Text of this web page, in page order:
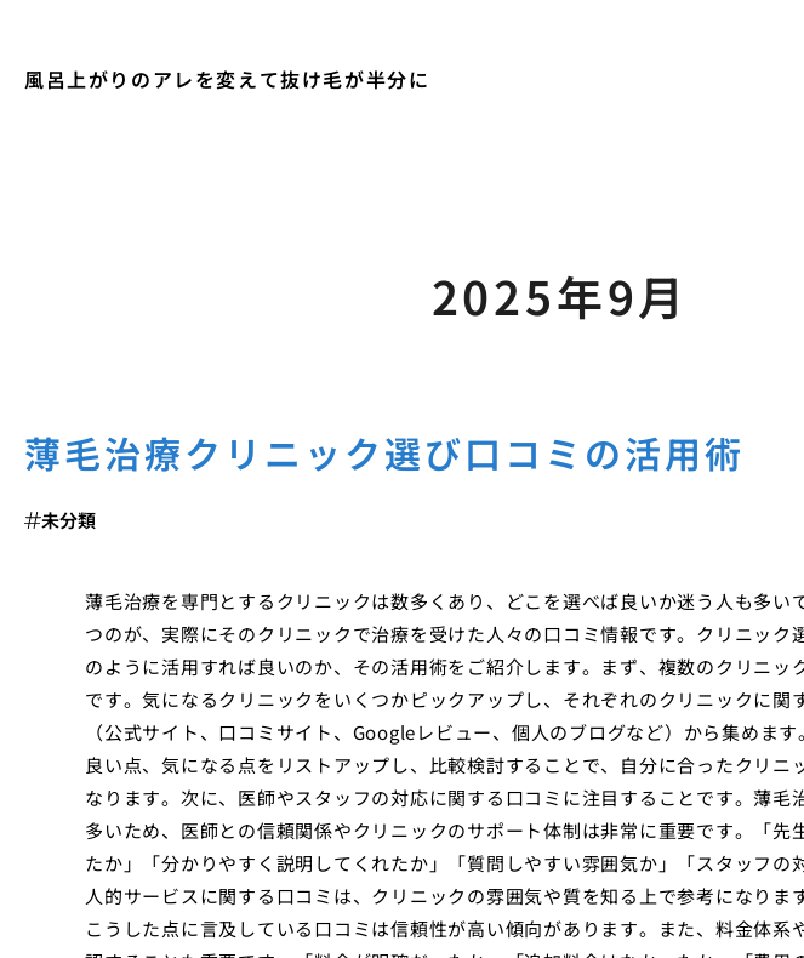
風呂上がりのアレを変えて抜け毛が半分に
2025年9月
薄毛治療クリニック選び口コミの活用術
未分類
薄毛治療を専門とするクリニックは数多くあり、どこを選べば良いか迷う人も多い
つのが、実際にそのクリニックで治療を受けた人々の口コミ情報です。クリニック
のように活用すれば良いのか、その活用術をご紹介します。まず、複数のクリニッ
です。気になるクリニックをいくつかピックアップし、それぞれのクリニックに関
（公式サイト、口コミサイト、Googleレビュー、個人のブログなど）から集めま
良い点、気になる点をリストアップし、比較検討することで、自分に合ったクリニ
なります。次に、医師やスタッフの対応に関する口コミに注目することです。薄毛
多いため、医師との信頼関係やクリニックのサポート体制は非常に重要です。「先
たか」「分かりやすく説明してくれたか」「質問しやすい雰囲気か」「スタッフの
人的サービスに関する口コミは、クリニックの雰囲気や質を知る上で参考になりま
こうした点に言及している口コミは信頼性が高い傾向があります。また、料金体系